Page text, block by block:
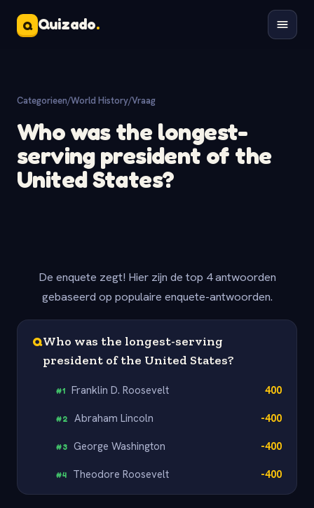
Q Quizado.
Categorieen/World History/Vraag
Who was the longest-
serving president of the
United States?
De enquete zegt! Hier zijn de top 4 antwoorden
gebaseerd op populaire enquete-antwoorden.
QWho was the longest-serving
president of the United States?
#1 Franklin D. Roosevelt 400
#2 Abraham Lincoln -400
#3 George Washington -400
#4 Theodore Roosevelt -400